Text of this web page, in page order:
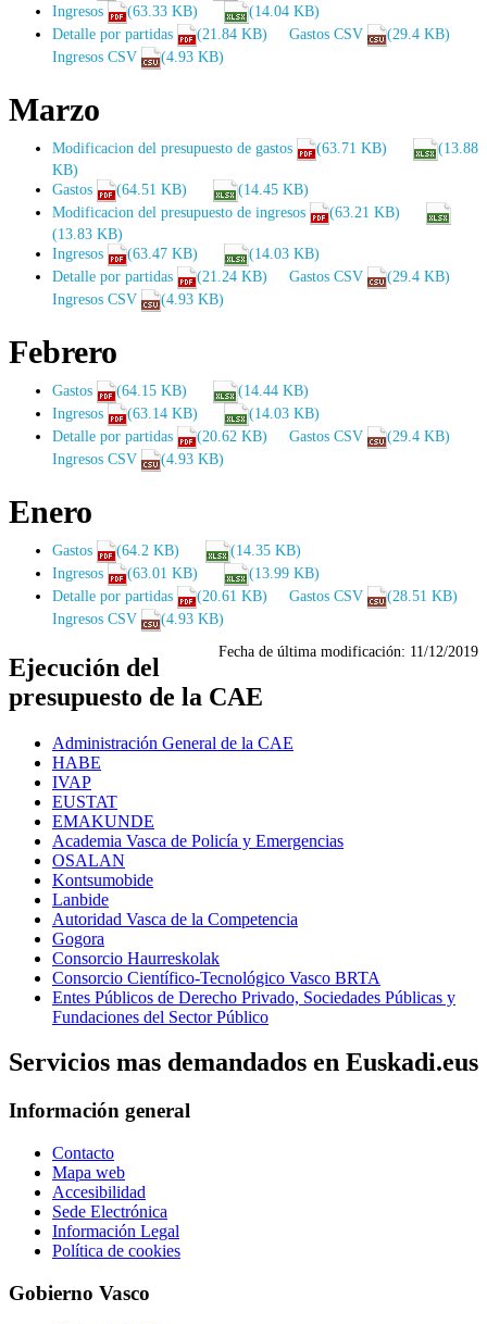
Ingresos
(63.33 KB)
(14.04 KB)
Detalle por partidas
(21.84 KB) Gastos CSV
(29.4 KB)
Ingresos CSV
(4.93 KB)
Marzo
Modificacion del presupuesto de gastos (63.71 KB)
(13.88
KB)
Gastos
(64.51 KB)
(14.45 KB)
Modificacion del presupuesto de ingresos
(63.21 KB)
(13.83 KB)
Ingresos
(63.47 KB)
(14.03 KB)
Detalle por partidas
(21.24 KB) Gastos CSV
(29.4 KB)
Ingresos CSV
(4.93 KB)
Febrero
Gastos (64.15 KB)
(14.44 KB)
Ingresos
(63.14 KB)
(14.03 KB)
Detalle por partidas
(20.62 KB) Gastos CSV
(29.4 KB)
Ingresos CSV
(4.93 KB)
Enero
Gastos (64.2 KB)
(14.35 KB)
Ingresos
(63.01 KB)
(13.99 KB)
Detalle por partidas
(20.61 KB) Gastos CSV
(28.51 KB)
Ingresos CSV
(4.93 KB)
Fecha de última modificación: 11/12/2019
Ejecución del
presupuesto de la CAE
Administración General de la CAE
HABE
IVAP
EUSTAT
EMAKUNDE
Academia Vasca de Policía y Emergencias
OSALAN
Kontsumobide
Lanbide
Autoridad Vasca de la Competencia
Gogora
Consorcio Haurreskolak
Consorcio Científico-Tecnológico Vasco BRTA
Entes Públicos de Derecho Privado, Sociedades Públicas y
Fundaciones del Sector Público
Servicios mas demandados en Euskadi.eus
Información general
Contacto
Mapa web
Accesibilidad
Sede Electrónica
Información Legal
Política de cookies
Gobierno Vasco